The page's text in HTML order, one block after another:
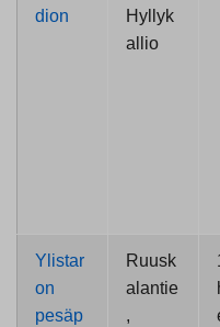
dion
Hyllyk
allio
Ylistar
on
pesäp
Ruusk
alantie
,